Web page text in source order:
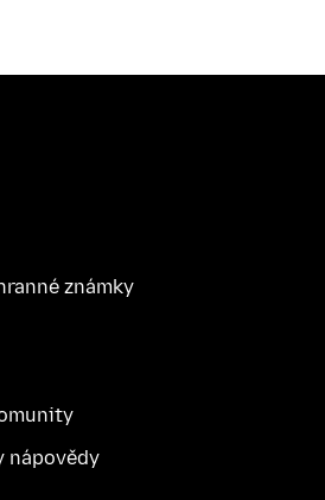
známky
nápovědy